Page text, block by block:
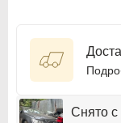
Снято